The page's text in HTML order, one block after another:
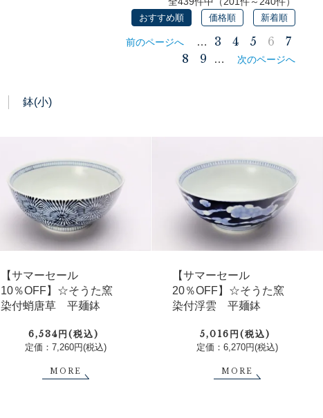
おすすめ順 価格順 新着順
前のページへ … 3 4 5 6
7
8
9 … 次のページへ
鉢(小)
【サマーセール
10％OFF】☆そうた窯
染付蛸唐草 平麺鉢
6,534円(税込)
定価：7,260円(税込)
MORE
【サマーセール
20％OFF】☆そうた窯
染付浮雲 平麺鉢
5,016円(税込)
定価：6,270円(税込)
MORE